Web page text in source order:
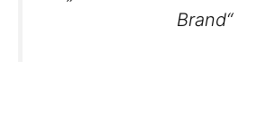
Brand“